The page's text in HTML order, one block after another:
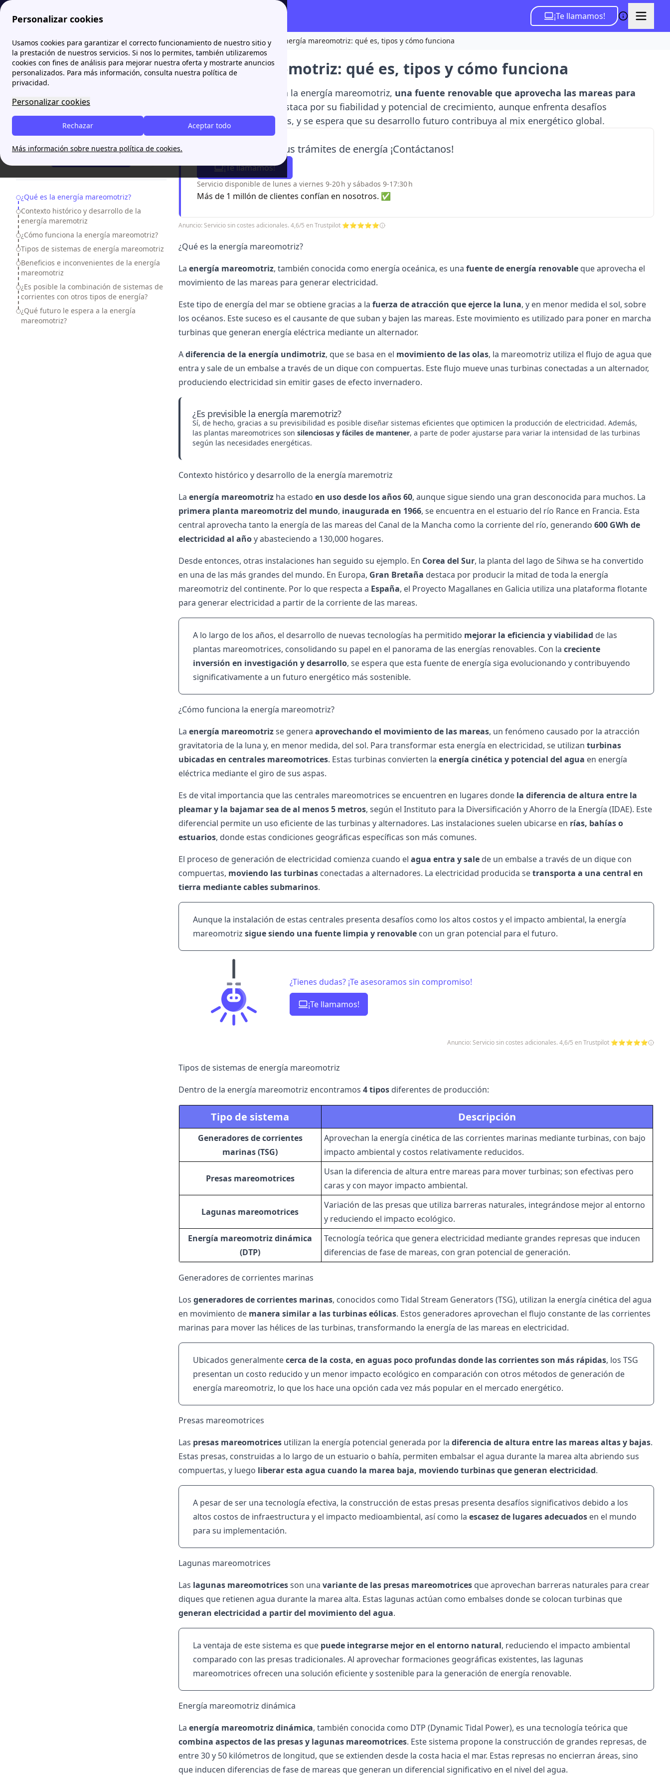
Personalizar cookies
Usamos cookies para garantizar el correcto funcionamiento de nuestro sitio y
la prestación de nuestros servicios. Si nos lo permites, también utilizaremos
cookies con fines de análisis para mejorar nuestra oferta y mostrarte anuncios
personalizados. Para más información, consulta nuestra política de
privacidad.
Personalizar cookies
Aceptar todo
Rechazar
Más información sobre nuestra política de cookies.
¡Te llamamos!
Papernest.es MoreEnergías renovables: tipos, impacto en España y ventajas Energía mareomotriz: qué es, tipos y cómo funciona
¿Necesitas ayuda?
¡Te Llamamos!
Table of Contents
¿Qué es la energía mareomotriz?
Contexto histórico y desarrollo de la
energía maremotriz
¿Cómo funciona la energía mareomotriz?
Tipos de sistemas de energía mareomotriz
Beneficios e inconvenientes de la energía
mareomotriz
¿Es posible la combinación de sistemas de
corrientes con otros tipos de energía?
¿Qué futuro le espera a la energía
mareomotriz?
Energía mareomotriz: qué es, tipos y cómo funciona
En este artículo se analiza la energía mareomotriz, una fuente renovable que aprovecha las mareas para
Destaca por su fiabilidad y potencial de crecimiento, aunque enfrenta desafíos
económicos y ambientales, y se espera que su desarrollo futuro contribuya al mix energético global.
Ahorra tiempo en tus trámites de energía ¡Contáctanos!
¡Te llamamos!
Servicio disponible de lunes a viernes 9-20 h y sábados 9-17:30 h
Más de 1 millón de clientes confían en nosotros. ✅
Anuncio: Servicio sin costes adicionales. 4,6/5 en Trustpilot ⭐⭐⭐⭐⭐
¿Qué es la energía mareomotriz?
La energía mareomotriz, también conocida como energía oceánica, es una fuente deenergía renovableque aprovecha el
movimiento de las mareas para generar electricidad.
Este tipo de energía del marse obtiene gracias a la fuerza de atracción que ejerce la luna, y en menor medida el sol, sobre
los océanos. Este suceso es el causante de que suban y bajen las mareas. Este movimiento es utilizado para poner en marcha
turbinas que generan energía eléctrica mediante un alternador.
Adiferencia de la energía undimotriz, que se basa en el movimiento de las olas, la mareomotriz utiliza el flujo de agua que
entra y sale de un embalse a través de un dique con compuertas. Este flujo mueve unas turbinas conectadas a un alternador,
produciendo electricidad sin emitir gases de efecto invernadero.
¿Es previsible la energía maremotriz?
Sí, de hecho, gracias a su previsibilidad es posible diseñar sistemas eficientes que optimicen la producción de electricidad. Además,
las plantas mareomotrices son silenciosas y fáciles de mantener, a parte de poder ajustarse para variar la intensidad de las turbinas
según las necesidades energéticas.
Contexto histórico y desarrollo de la energía maremotriz
La energía mareomotrizha estado en uso desde los años 60, aunque sigue siendo una gran desconocida para muchos. La
primera planta mareomotriz del mundo, inaugurada en 1966, se encuentra en el estuario del río Rance en Francia. Esta
central aprovecha tanto la energía de las mareas del Canal de la Mancha como la corriente del río, generando 600 GWh de
electricidad al añoy abasteciendo a 130,000 hogares.
Desde entonces, otras instalaciones han seguido su ejemplo. En Corea del Sur, la planta del lago de Sihwa se ha convertido
en una de las más grandes del mundo. En Europa, Gran Bretaña destaca por producir la mitad de toda la energía
mareomotriz del continente. Por lo que respecta a España, el Proyecto Magallanes en Galicia utiliza una plataforma flotante
para generar electricidad a partir de la corriente de las mareas.
A lo largo de los años, el desarrollo de nuevas tecnologías ha permitido mejorar la eficiencia y viabilidad de las
plantas mareomotrices, consolidando su papel en el panorama de las energías renovables. Con la creciente
inversión en investigación y desarrollo, se espera que esta fuente de energía siga evolucionando y contribuyendo
significativamente a un futuro energético más sostenible.
¿Cómo funciona la energía mareomotriz?
La energía mareomotrizse genera aprovechando el movimiento de las mareas, un fenómeno causado por la atracción
gravitatoria de la luna y, en menor medida, del sol. Para transformar esta energía en electricidad, se utilizan turbinas
ubicadas en centrales mareomotrices. Estas turbinas convierten la energía cinética y potencial del agua en energía
eléctrica mediante el giro de sus aspas.
Es de vital importancia que las centrales mareomotrices se encuentren en lugares donde la diferencia de altura entre la
pleamar y la bajamar sea de al menos 5 metros, según el Instituto para la Diversificación y Ahorro de la Energía (IDAE). Este
diferencial permite un uso eficiente de las turbinas y alternadores. Las instalaciones suelen ubicarse en rías, bahías o
estuarios, donde estas condiciones geográficas específicas son más comunes.
El proceso de generación de electricidad comienza cuando el agua entra y salede un embalse a través de un dique con
compuertas, moviendo las turbinasconectadas a alternadores. La electricidad producida setransporta a una central en
tierra mediante cables submarinos.
Aunque la instalación de estas centrales presenta desafíos como los altos costos y el impacto ambiental, la energía
mareomotriz sigue siendo una fuente limpia y renovablecon un gran potencial para el futuro.
¿Tienes dudas? ¡Te asesoramos sin compromiso!
¡Te llamamos!
Anuncio: Servicio sin costes adicionales. 4,6/5 en Trustpilot ⭐⭐⭐⭐⭐
Tipos de sistemas de energía mareomotriz
Dentro de la energía mareomotriz encontramos 4 tiposdiferentes de producción:
Tipo de sistema Descripción
Generadores de corrientes
marinas (TSG)
Aprovechan la energía cinética de las corrientes marinas mediante turbinas, con bajo
impacto ambiental y costos relativamente reducidos.
Presas mareomotrices
Usan la diferencia de altura entre mareas para mover turbinas; son efectivas pero
caras y con mayor impacto ambiental.
Lagunas mareomotrices
Variación de las presas que utiliza barreras naturales, integrándose mejor al entorno
y reduciendo el impacto ecológico.
Energía mareomotriz dinámica
(DTP)
Tecnología teórica que genera electricidad mediante grandes represas que inducen
diferencias de fase de mareas, con gran potencial de generación.
Generadores de corrientes marinas
Los generadores de corrientes marinas, conocidos como Tidal Stream Generators (TSG), utilizan la energía cinética del agua
en movimiento de manera similar a las turbinas eólicas. Estos generadores aprovechan el flujo constante de las corrientes
marinas para mover las hélices de las turbinas, transformando la energía de las mareas en electricidad.
Ubicados generalmentecerca de la costa, en aguas poco profundas donde las corrientes son más rápidas, los TSG
presentan un costo reducido y un menor impacto ecológico en comparación con otros métodos de generación de
energía mareomotriz, lo que los hace una opción cada vez más popular en el mercado energético.
Presas mareomotrices
Las presas mareomotricesutilizan la energía potencial generada por la diferencia de altura entre las mareas altas y bajas.
Estas presas, construidas a lo largo de un estuario o bahía, permiten embalsar el agua durante la marea alta abriendo sus
compuertas, y luego liberar esta agua cuando la marea baja, moviendo turbinas que generan electricidad.
A pesar de ser una tecnología efectiva, la construcción de estas presas presenta desafíos significativos debido a los
altos costos de infraestructura y el impacto medioambiental, así como la escasez de lugares adecuadosen el mundo
para su implementación.
Lagunas mareomotrices
Las lagunas mareomotricesson una variante de las presas mareomotricesque aprovechan barreras naturales para crear
diques que retienen agua durante la marea alta. Estas lagunas actúan como embalses donde se colocan turbinas que
generan electricidad a partir del movimiento del agua.
La ventaja de este sistema es que puede integrarse mejor en el entorno natural, reduciendo el impacto ambiental
comparado con las presas tradicionales. Al aprovechar formaciones geográficas existentes, las lagunas
mareomotrices ofrecen una solución eficiente y sostenible para la generación de energía renovable.
Energía mareomotriz dinámica
La energía mareomotriz dinámica, también conocida como DTP (Dynamic Tidal Power), es una tecnología teórica que
combina aspectos de las presas y lagunas mareomotrices. Este sistema propone la construcción de grandes represas, de
entre 30 y 50 kilómetros de longitud, que se extienden desde la costa hacia el mar. Estas represas no encierran áreas, sino
que inducen diferencias de fase de mareas que generan un diferencial significativo en el nivel del agua.